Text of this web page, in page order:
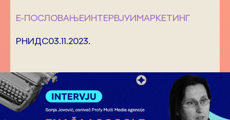
Е-ПОСЛОВАЊЕИНТЕРВЈУИМАРКЕТИНГ
РНИДС03.11.2023.